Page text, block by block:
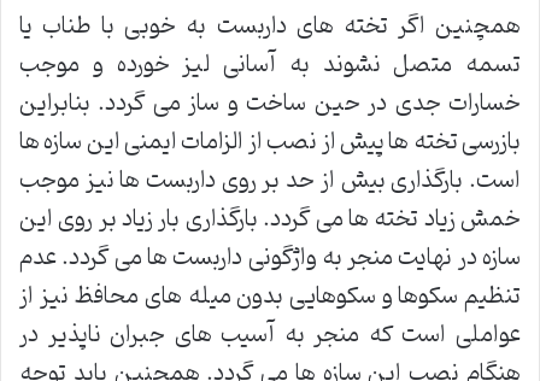
همچنین اگر تخته های داربست به خوبی با طناب یا
تسمه متصل نشوند به آسانی لیز خورده و موجب
خسارات جدی در حین ساخت و ساز می گردد. بنابراین
بازرسی تخته ها پیش از نصب از الزامات ایمنی این سازه ها
است. بارگذاری بیش از حد بر روی داربست ها نیز موجب
خمش زیاد تخته ها می گردد. بارگذاری بار زیاد بر روی این
سازه در نهایت منجر به واژگونی داربست ها می گردد. عدم
تنظیم سکوها و سکوهایی بدون میله های محافظ نیز از
عواملی است که منجر به آسیب های جبران ناپذیر در